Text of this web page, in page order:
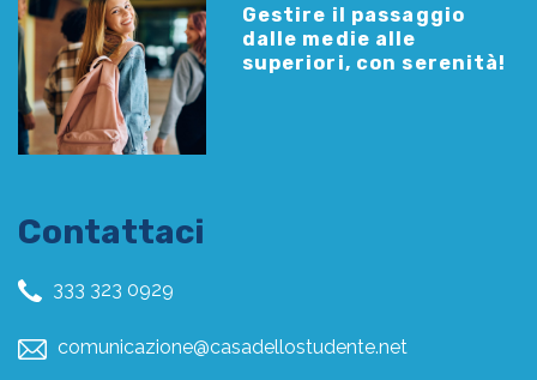
Gestire il passaggio
dalle medie alle
superiori, con serenità!
Contattaci
333 323 0929
comunicazione@casadellostudente.net